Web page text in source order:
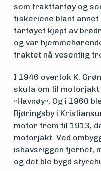
Vern,
vedlikehold
Om
foreningen
Aktuelt
som fraktfartøy og
fiskeriene blant annet
fartøyet kjøpt av
og var
fraktet nå vesentlig
I 1946 overtok K.
skuta om til motorjakt
«Havnøy». Og i 1960
Bjøringsby i
motor frem til 1913,
motorjakt. Ved
ishavsriggen fjernet,
og det ble bygd